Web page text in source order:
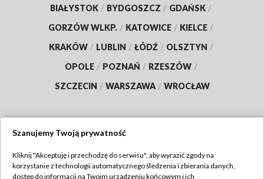
BIAŁYSTOK / BYDGOSZCZ / GDAŃSK /
GORZÓW WLKP. / KATOWICE / KIELCE /
KRAKÓW / LUBLIN / ŁÓDŹ / OLSZTYN /
OPOLE / POZNAŃ / RZESZÓW /
SZCZECIN / WARSZAWA / WROCŁAW
TVP
Szanujemy Twoją prywatność
Kliknij "Akceptuję i przechodzę do serwisu", aby wyrazić zgody na
korzystanie z technologii automatycznego śledzenia i zbierania danych,
dostęp do informacji na Twoim urządzeniu końcowym i ich